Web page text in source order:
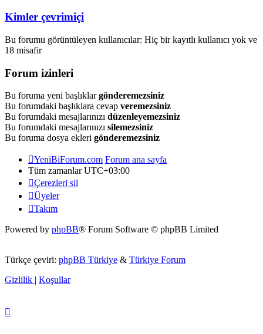
Kimler çevrimiçi
Bu forumu görüntüleyen kullanıcılar: Hiç bir kayıtlı kullanıcı yok ve
18 misafir
Forum izinleri
Bu foruma yeni başlıklargönderemezsiniz
Bu forumdaki başlıklara cevap veremezsiniz
Bu forumdaki mesajlarınızı düzenleyemezsiniz
Bu forumdaki mesajlarınızı silemezsiniz
Bu foruma dosya ekleri gönderemezsiniz
YeniBiForum.com Forum ana sayfa
Tüm zamanlarUTC+03:00
Çerezleri sil
Üyeler
Takım
Powered by phpBB® Forum Software © phpBB Limited
Türkçe çeviri: phpBB Türkiye & Türkiye Forum
Gizlilik | Koşullar